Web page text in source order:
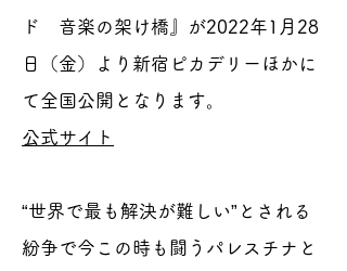
ド 音楽の架け橋』が2022年1月28
日（金）より新宿ピカデリーほかに
て全国公開となります。
公式サイト
“世界で最も解決が難しい”とされる
紛争で今この時も闘うパレスチナと